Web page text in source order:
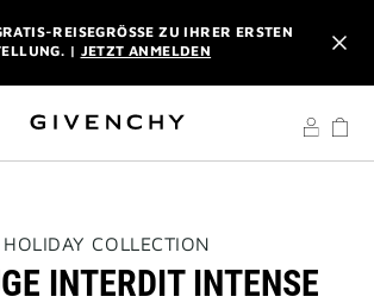
REISEGRÖSSE ZU IHRER ERSTEN B
| JETZT ANMELDEN
KOSTENLOSEM EXPRESSVERSAND AB
VON 180 €. |
REISEGRÖSSE ZU IHRER ERSTEN B
THIS
WILL
OPEN
HOLIDAY COLLECTION
INTERDIT INTENSE